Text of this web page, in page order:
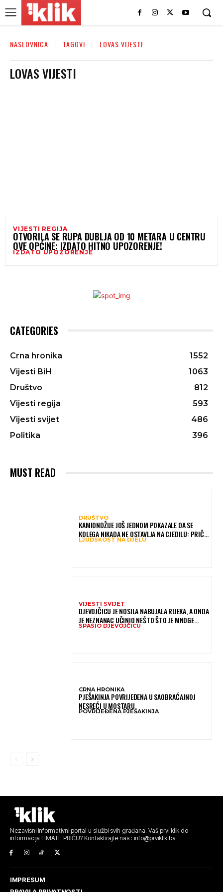
NASLOVNICA TAGOVI LOVAS VIJESTI
LOVAS VIJESTI
VIJESTI REGIJA
OTVORILA SE RUPA DUBLJA OD 10 METARA U CENTRU
OVE OPĆINE: IZDATO HITNO UPOZORENJE!
IZDATO UPOZORENJE
CATEGORIES
Crna hronika
1552
Vijesti BiH
1063
Društvo
812
Vijesti regija
593
Vijesti svijet
486
Politika
396
MUST READ
DRUŠTVO
KAMIONDŽIJE JOŠ JEDNOM POKAZALE DA SE
KOLEGA NIKADA NE OSTAVLJA NA CJEDILU: PRIČA
IZ HAMBURGA DIRNULA MNOGE
LJUDSKOST NA DJELU
VIJESTI SVIJET
DJEVOJČICU JE NOSILA NABUJALA RIJEKA, A ONDA
JE NEZNANAC UČINIO NEŠTO ŠTO JE MNOGE
OSTAVILO BEZ RIJEČI
SPASIO DJEVOJČICU
CRNA HRONIKA
PJEŠAKINJA POVRIJEĐENA U SAOBRAĆAJNOJ
NESREĆI U MOSTARU
POVRIJEĐENA PJEŠAKINJA
Nezavisni informativni portal u službi svih građana. Vaš prvi klik do
informacija ! IMATE PRIČU? Kontaktirajte nas : info@prviklik.ba
IMPRESUM